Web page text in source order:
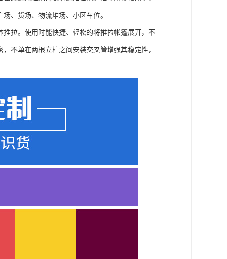
、货场、物流堆场、小区车位。
拉。使用时能快捷、轻松的将推拉帐篷展开，不
不单在两根立柱之间安装交叉管增强其稳定性，